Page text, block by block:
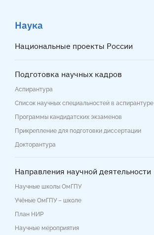
Наука
Национальные проекты России
Подготовка научных кадров
Аспирантура
Список научных специальностей в аспирантуре
Программы кандидатских экзаменов
Прикрепление для подготовки диссертации
Докторантура
Направления научной деятельности
Научные школы ОмГПУ
Учёные ОмГПУ – школе
План НИР
Научные мероприятия